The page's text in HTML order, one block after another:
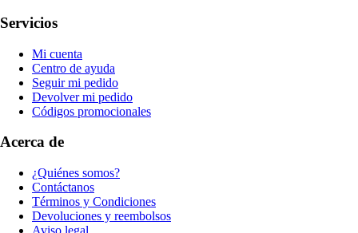
Servicios
Mi cuenta
Centro de ayuda
Seguir mi pedido
Devolver mi pedido
Códigos promocionales
Acerca de
¿Quiénes somos?
Contáctanos
Términos y Condiciones
Devoluciones y reembolsos